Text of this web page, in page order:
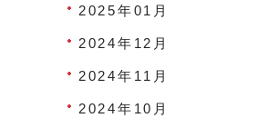
2025年01月
2024年12月
2024年11月
2024年10月